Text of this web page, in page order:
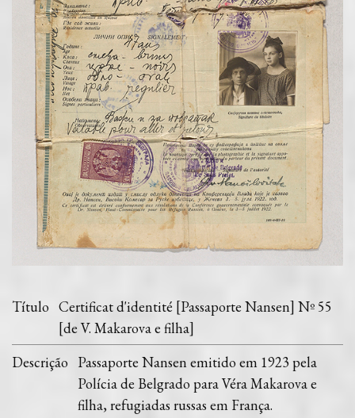
Título Certificat d'identité [Passaporte Nansen] Nº 55
[de V. Makarova e filha]
Descrição
Passaporte Nansen emitido em 1923 pela
Polícia de Belgrado para Véra Makarova e
filha, refugiadas russas em França.